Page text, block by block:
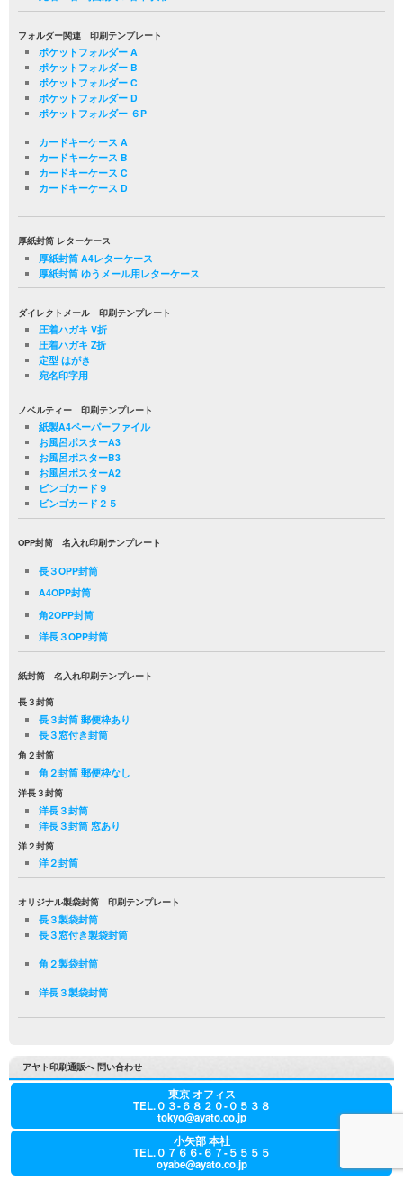
フォルダー関連 印刷テンプレート
ポケットフォルダー A
ポケットフォルダー B
ポケットフォルダー C
ポケットフォルダー D
ポケットフォルダー ６P
カードキーケース A
カードキーケース B
カードキーケース C
カードキーケース D
厚紙封筒 レターケース
厚紙封筒 A4レターケース
厚紙封筒 ゆうメール用レターケース
ダイレクトメール 印刷テンプレート
圧着ハガキ V折
圧着ハガキ Z折
定型 はがき
宛名印字用
ノベルティー 印刷テンプレート
紙製A4ペーパーファイル
お風呂ポスターA3
お風呂ポスターB3
お風呂ポスターA2
ビンゴカード９
ビンゴカード２５
OPP封筒 名入れ印刷テンプレート
長３OPP封筒
A4OPP封筒
角2OPP封筒
洋長３OPP封筒
紙封筒 名入れ印刷テンプレート
長３封筒
長３封筒 郵便枠あり
長３窓付き封筒
角２封筒
角２封筒 郵便枠なし
洋長３封筒
洋長３封筒
洋長３封筒 窓あり
洋２封筒
洋２封筒
オリジナル製袋封筒 印刷テンプレート
長３製袋封筒
長３窓付き製袋封筒
角２製袋封筒
洋長３製袋封筒
アヤト印刷通販へ 問い合わせ
東京 オフィス
TEL.０３-６８２０-０５３８
tokyo@ayato.co.jp
小矢部 本社
TEL.０７６６-６７-５５５５
oyabe@ayato.co.jp